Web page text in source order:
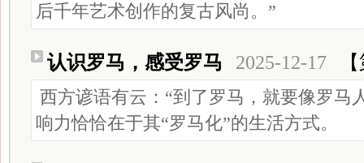
后千年艺术创作的复古风尚。”
认识罗马，感受罗马 2025-12-17
西方谚语有云：“到了罗马，就要像罗马
响力恰恰在于其“罗马化”的生活方式。